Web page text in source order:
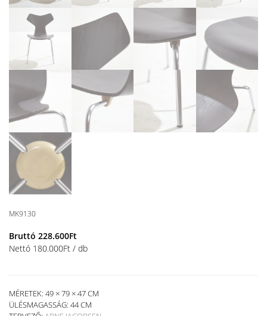
MK9130
Bruttó 228.600Ft
Nettó 180.000Ft / db
MÉRETEK: 49 × 79 × 47 CM
ÜLÉSMAGASSÁG: 44 CM